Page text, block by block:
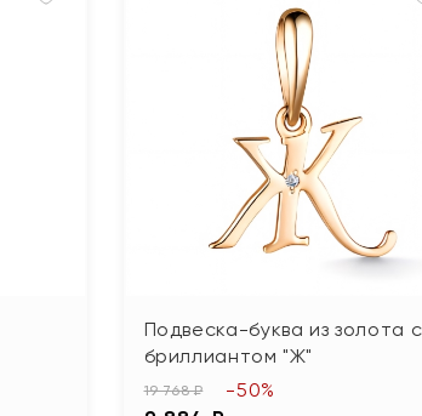
Подвеска-буква из золота с
бриллиантом "Ж"
19 768 ₽ -50%